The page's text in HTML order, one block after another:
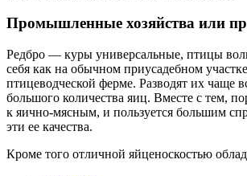
Промышленные хозяйства или
Редбро — куры универсальные, птицы
себя как на обычном приусадебном
птицеводческой ферме. Разводят их чаще
большого количества яиц. Вместе с тем,
к яично-мясным, и пользуется большим
эти ее качества.
Кроме того отличной яйценоскостью